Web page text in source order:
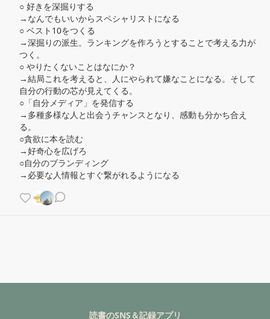
○ 好きを深掘りする
→なんでもいいからスペシャリストになる
○ ベスト10をつくる
→深掘りの派生。ランキングを作ろうとすることで考える力が
つく。
○ やりたくないことはなにか？
→結局これを考えると、人にやられて嫌なことになる。そして
自分の行動の芯が見えてくる。
○「自分メディア」を発信する
→多種多様な人と出会うチャンスとなり、感動も分かち合え
る。
○貪欲に本を読む
→好奇心を広げろ
○自分のブランディング
→必要な人情報とすぐ繋がれるようになる
読書のSNS＆記録アプリ